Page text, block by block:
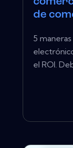
de
5
el ROI.